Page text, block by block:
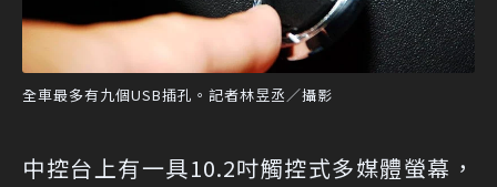
全車最多有九個USB插孔。記者林昱丞／攝影
中控台上有一具10.2吋觸控式多媒體螢幕，